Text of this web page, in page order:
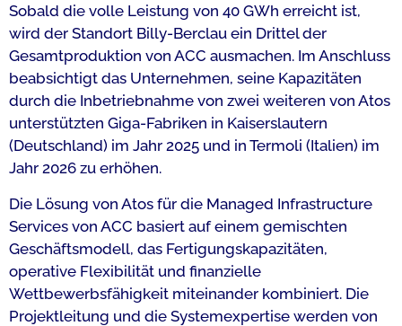
Sobald die volle Leistung von 40 GWh erreicht ist,
wird der Standort Billy-Berclau ein Drittel der
Gesamtproduktion von ACC ausmachen. Im Anschluss
beabsichtigt das Unternehmen, seine Kapazitäten
durch die Inbetriebnahme von zwei weiteren von Atos
unterstützten Giga-Fabriken in Kaiserslautern
(Deutschland) im Jahr 2025 und in Termoli (Italien) im
Jahr 2026 zu erhöhen.
Die Lösung von Atos für die Managed Infrastructure
Services von ACC basiert auf einem gemischten
Geschäftsmodell, das Fertigungskapazitäten,
operative Flexibilität und finanzielle
Wettbewerbsfähigkeit miteinander kombiniert. Die
Projektleitung und die Systemexpertise werden von